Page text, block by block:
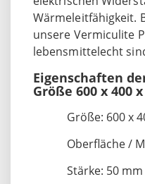
Wärmeleitfähigkeit.
unsere Vermiculite
lebensmittelecht
Eigenschaften
Größe 600 x 400
Größe: 600 x
Oberfläche /
Stärke: 50 mm